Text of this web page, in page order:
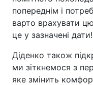
попереднім і
варто врахувати
це у зазначені дати!
Діденко також
ми зіткнемося з
яке змінить